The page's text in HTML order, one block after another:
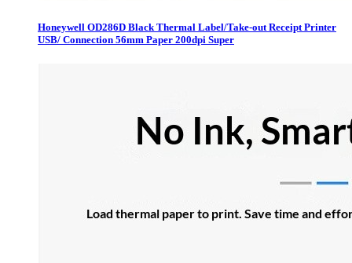
Honeywell OD286D Black Thermal Label/Take-out Receipt Printer
USB/ Connection 56mm Paper 200dpi Super